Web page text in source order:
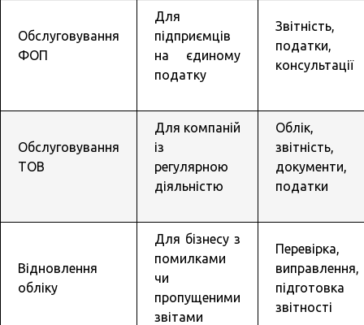
Обслуговування
ФОП
Для
підприємців
на єдиному
податку
Звітність,
податки,
консультації
Обслуговування
ТОВ
Для компаній
із
регулярною
діяльністю
Облік,
звітність,
документи,
податки
Відновлення
обліку
Для бізнесу з
помилками
чи
пропущеними
звітами
Перевірка,
виправлення,
підготовка
звітності